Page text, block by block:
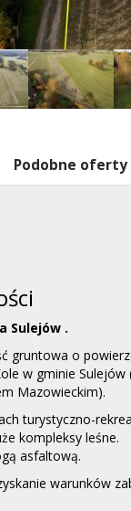
Podobne oferty
Sulejów .
gruntowa o
w gminie
Mazowieckim).
turystyczno-
kompleksy leśne.
asfaltową.
warunków